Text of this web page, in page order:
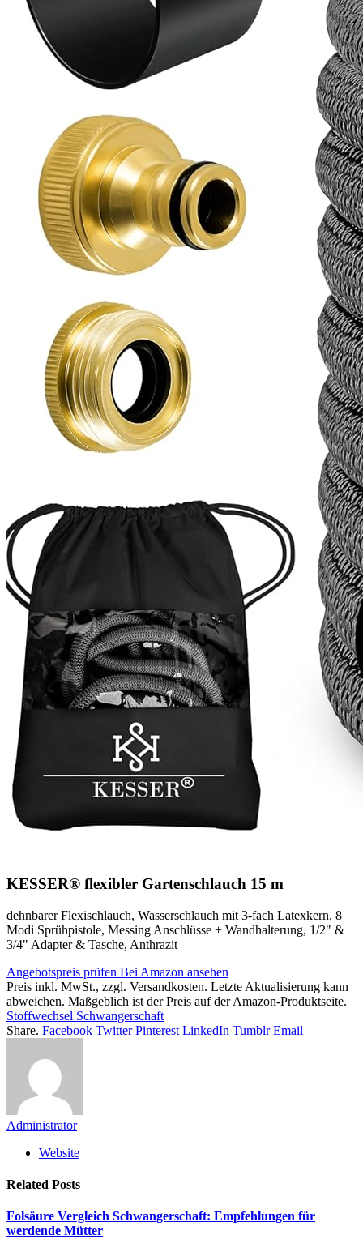
KESSER® flexibler Gartenschlauch 15 m
dehnbarer Flexischlauch, Wasserschlauch mit 3-fach Latexkern, 8
Modi Sprühpistole, Messing Anschlüsse + Wandhalterung, 1/2" &
3/4" Adapter & Tasche, Anthrazit
Angebotspreis prüfen Bei Amazon ansehen
Preis inkl. MwSt., zzgl. Versandkosten. Letzte Aktualisierung kann
abweichen. Maßgeblich ist der Preis auf der Amazon-Produktseite.
Stoffwechsel Schwangerschaft
Share. Facebook Twitter Pinterest LinkedIn Tumblr Email
Administrator
Website
Related Posts
Folsäure Vergleich Schwangerschaft: Empfehlungen für
werdende Mütter